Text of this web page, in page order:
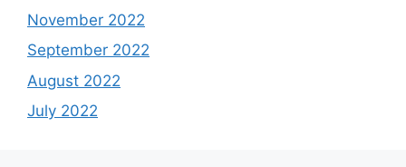
November 2022
September 2022
August 2022
July 2022